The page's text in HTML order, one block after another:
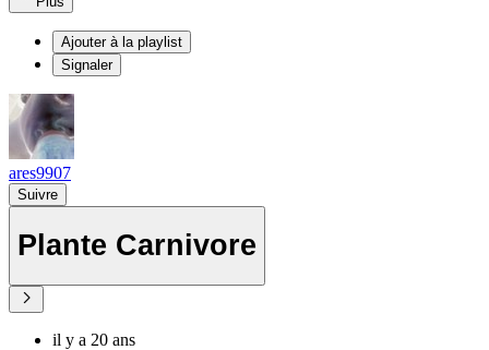
Ajouter à la playlist
Signaler
ares9907
Suivre
Plante Carnivore
il y a 20 ans